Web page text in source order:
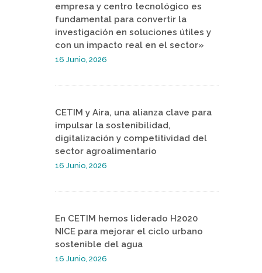
empresa y centro tecnológico es
fundamental para convertir la
investigación en soluciones útiles y
con un impacto real en el sector»
16 Junio, 2026
CETIM y Aira, una alianza clave para
impulsar la sostenibilidad,
digitalización y competitividad del
sector agroalimentario
16 Junio, 2026
En CETIM hemos liderado H2020
NICE para mejorar el ciclo urbano
sostenible del agua
16 Junio, 2026